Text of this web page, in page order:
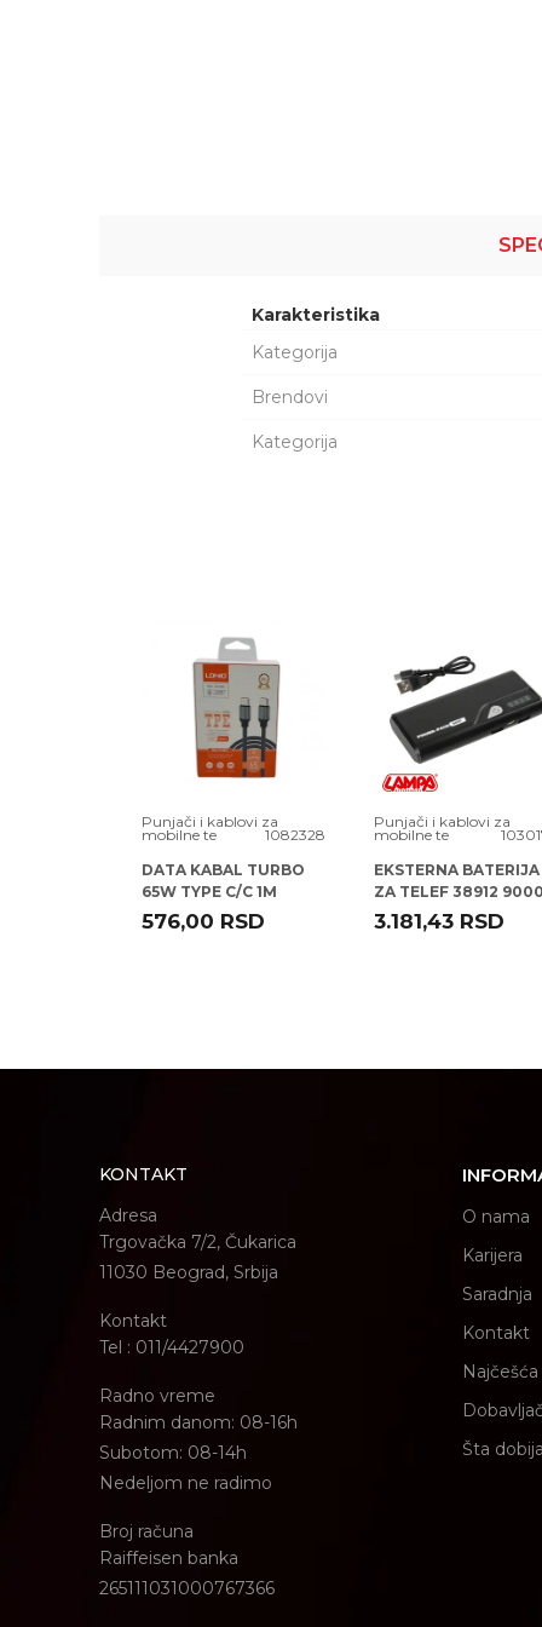
Karakteristika
Kategorija
Brendovi
Kategorija
POŠALJI
Uvoznik:
EAN kod:
4047026640403
Prava
potrošača:
Zagarantovana
Punjači i kablovi za
mobilne te
1082328
DATA KABAL TURBO
65W TYPE C/C 1M
LDNIO
576,00 RSD
Punjači i kablovi za
mobilne te
EKSTERNA BATERIJA
ZA TELEF 38912 9000
SA USB ULAZOM
3.181,43 RSD
KONTAKT
Adresa
Trgovačka 7/2, Čukarica
11030 Beograd, Srbija
Kontakt
Tel : 011/4427900
Radno vreme
Radnim danom: 08-16h
Subotom: 08-14h
Nedeljom ne radimo
Broj računa
Raiffeisen banka
265111031000767366
O nama
Karijera
Saradnja
Kontakt
Šta